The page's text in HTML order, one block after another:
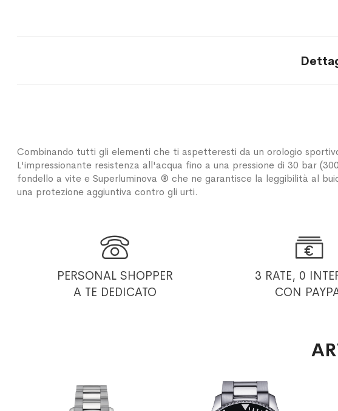
Combinando tutti gli elementi che ti aspetteresti da un orologio
L'impressionante resistenza all'acqua fino a una pressione di 30 bar
fondello a vite e Superluminova ® che ne garantisce la leggibilità al
una protezione aggiuntiva contro gli urti.

PERSONAL SHOPPER
A TE DEDICATO

3 RATE, 0
CON